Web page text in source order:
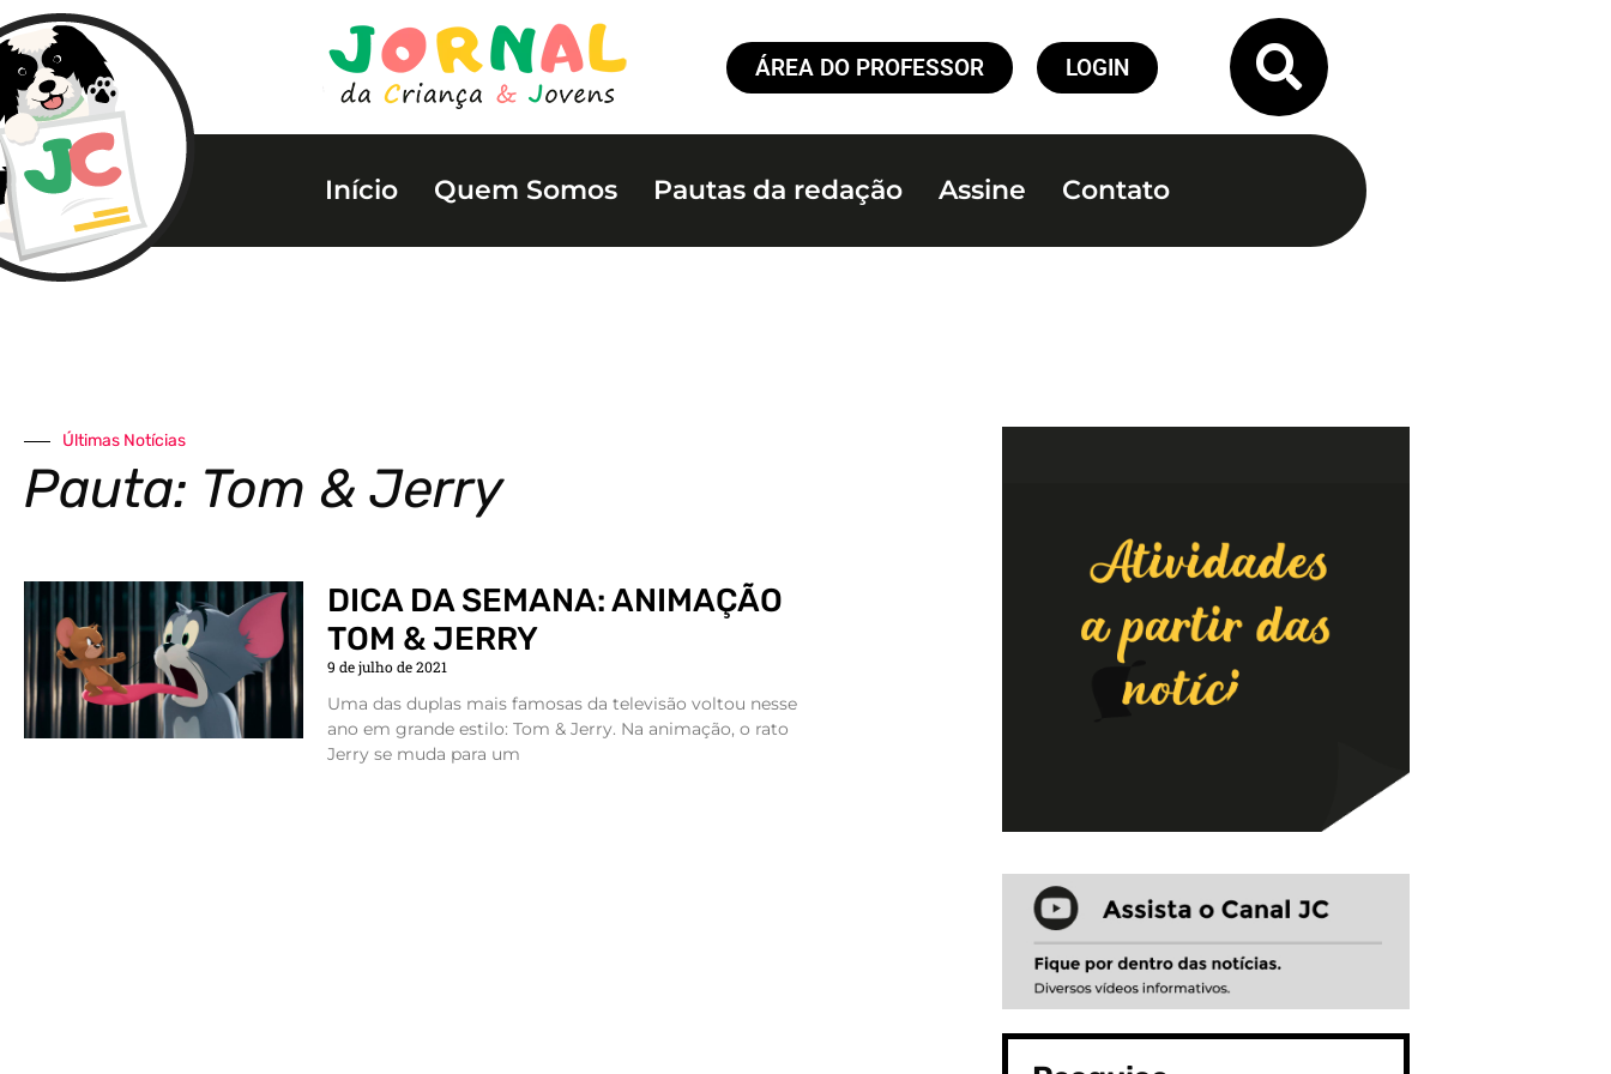
ÁREA DO PROFESSOR LOGIN
Início Quem Somos Pautas da redação Assine Contato
Últimas Notícias
Pauta: Tom & Jerry
DICA DA SEMANA: ANIMAÇÃO
TOM & JERRY
9 de julho de 2021
Uma das duplas mais famosas da televisão voltou nesse
ano em grande estilo: Tom & Jerry. Na animação, o rato
Jerry se muda para um